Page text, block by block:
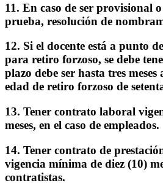
11. En caso de ser provisional
prueba, resolución de
12. Si el docente está a punto
para retiro forzoso, se debe
plazo debe ser hasta tres
edad de retiro forzoso de
13. Tener contrato laboral
meses, en el caso de empleados.
14. Tener contrato de
vigencia mínima de diez (10)
contratistas.